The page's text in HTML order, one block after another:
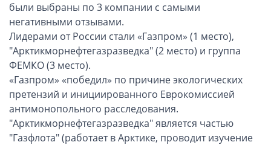
Оффшоры в Панаме
Турция (компания и счёт)
Счёт и карта в Турции для физлиц
Cчёт в Турции для компании
Счёт и карта в Киргизии для физлиц
Гражданство Вануату
Гражданство Сьерра-Леоне
были выбраны по 3 компании с самыми
негативными отзывами.
Лидерами от России стали «Газпром» (1 место),
"Арктикморнефтегазразведка" (2 место) и группа
ФЕМКО (3 место).
«Газпром» «победил» по причине экологических
претензий и инициированного Еврокомиссией
антимонопольного расследования.
"Арктикморнефтегазразведка" является частью
"Газфлота" (работает в Арктике, проводит изучение